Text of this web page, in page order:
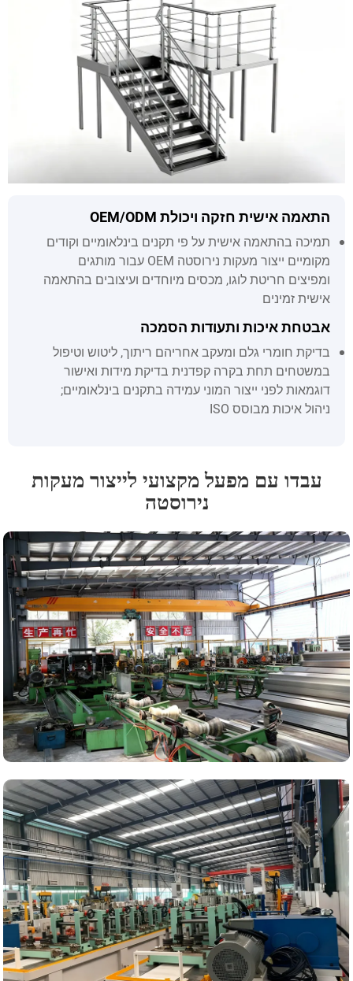
התאמה אישית חזקה ויכולת OEM/ODM
תמיכה בהתאמה אישית על פי תקנים בינלאומיים וקודים
מקומיים ייצור מעקות נירוסטה OEM עבור מותגים
ומפיצים חריטת לוגו, מכסים מיוחדים ועיצובים בהתאמה
אישית זמינים
אבטחת איכות ותעודות הסמכה
בדיקת חומרי גלם ומעקב אחריהם ריתוך, ליטוש וטיפול
במשטחים תחת בקרה קפדנית בדיקת מידות ואישור
דוגמאות לפני ייצור המוני עמידה בתקנים בינלאומיים;
ניהול איכות מבוסס ISO
עבדו עם מפעל מקצועי לייצור מעקות
נירוסטה